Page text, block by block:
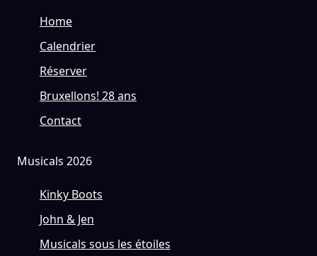
Home
Calendrier
Réserver
Bruxellons! 28 ans
Contact
Musicals 2026
Kinky Boots
John & Jen
Musicals sous les étoiles